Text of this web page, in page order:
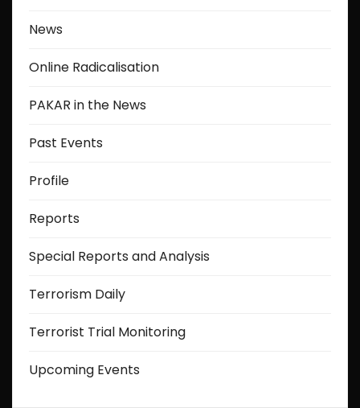
News
Online Radicalisation
PAKAR in the News
Past Events
Profile
Reports
Special Reports and Analysis
Terrorism Daily
Terrorist Trial Monitoring
Upcoming Events